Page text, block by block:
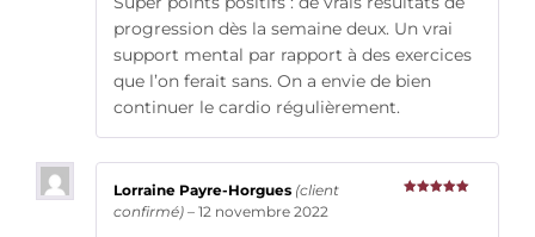
progression dès la semaine deux. Un vrai
support mental par rapport à des exercices
que l’on ferait sans. On a envie de bien
continuer le cardio régulièrement.
Lorraine Payre-Horgues (client
confirmé) – 12 novembre 2022